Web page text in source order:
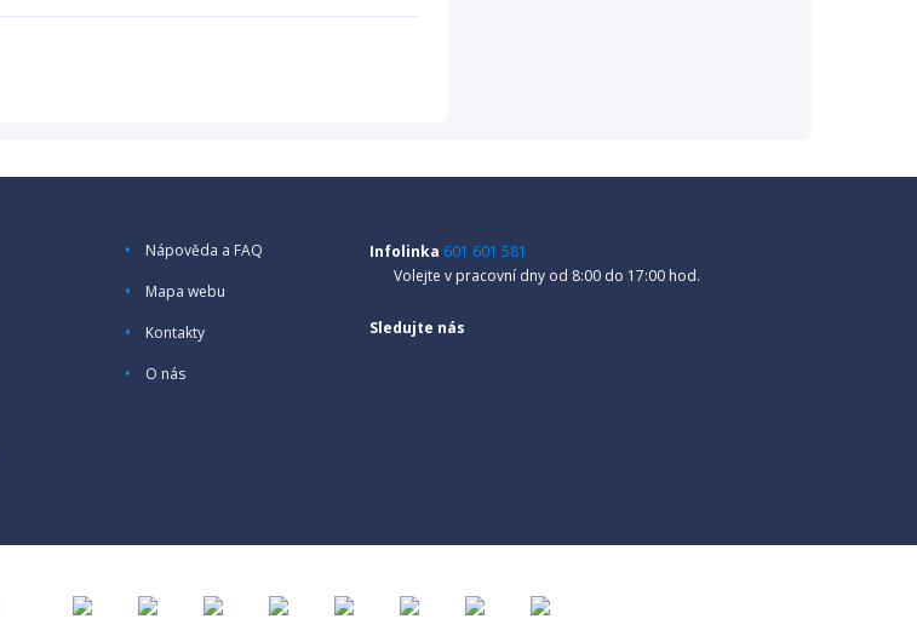
Nápověda a FAQ
Mapa webu
Kontakty
O nás
Infolinka 601 601 581
Volejte v pracovní dny od 8:00 do 17:00 hod.
Sledujte nás